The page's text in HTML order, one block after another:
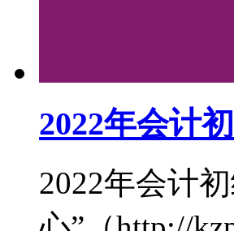
2022年会计
2022年会计